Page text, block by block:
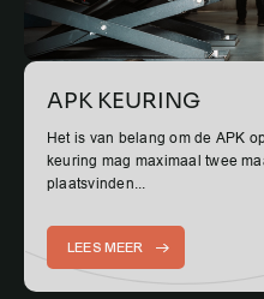
APK KEURING
Het is van belang om de APK
keuring mag maximaal twee
plaatsvinden...
LEES MEER